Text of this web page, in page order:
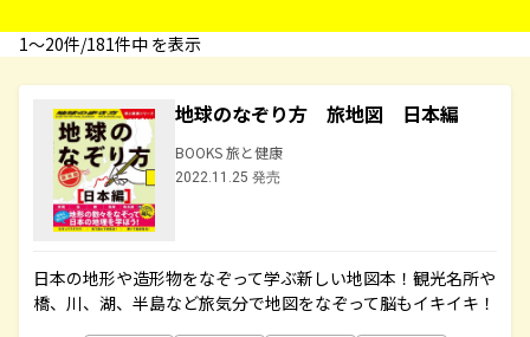
1〜20件/181件中 を表示
地球のなぞり方 旅地図 日本編
BOOKS 旅と健康
2022.11.25 発売
日本の地形や造形物をなぞって学ぶ新しい地図本！観光名所や
橋、川、湖、半島など旅気分で地図をなぞって脳もイキイキ！